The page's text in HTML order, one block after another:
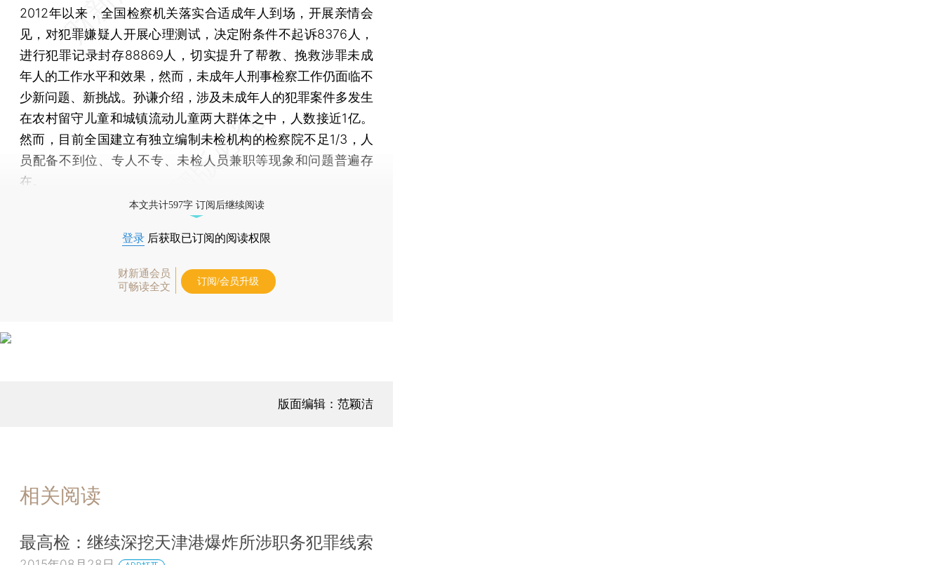
2012年以来，全国检察机关落实合适成年人到场，开展亲情会
见，对犯罪嫌疑人开展心理测试，决定附条件不起诉8376人，
进行犯罪记录封存88869人，切实提升了帮教、挽救涉罪未成
年人的工作水平和效果，然而，未成年人刑事检察工作仍面临不
少新问题、新挑战。孙谦介绍，涉及未成年人的犯罪案件多发生
在农村留守儿童和城镇流动儿童两大群体之中，人数接近1亿。
然而，目前全国建立有独立编制未检机构的检察院不足1/3，人
员配备不到位、专人不专、未检人员兼职等现象和问题普遍存
在。
本文共计597字 订阅后继续阅读
登录 后获取已订阅的阅读权限
财新通会员
可畅读全文
订阅/会员升级
版面编辑：范颖洁
相关阅读
最高检：继续深挖天津港爆炸所涉职务犯罪线索